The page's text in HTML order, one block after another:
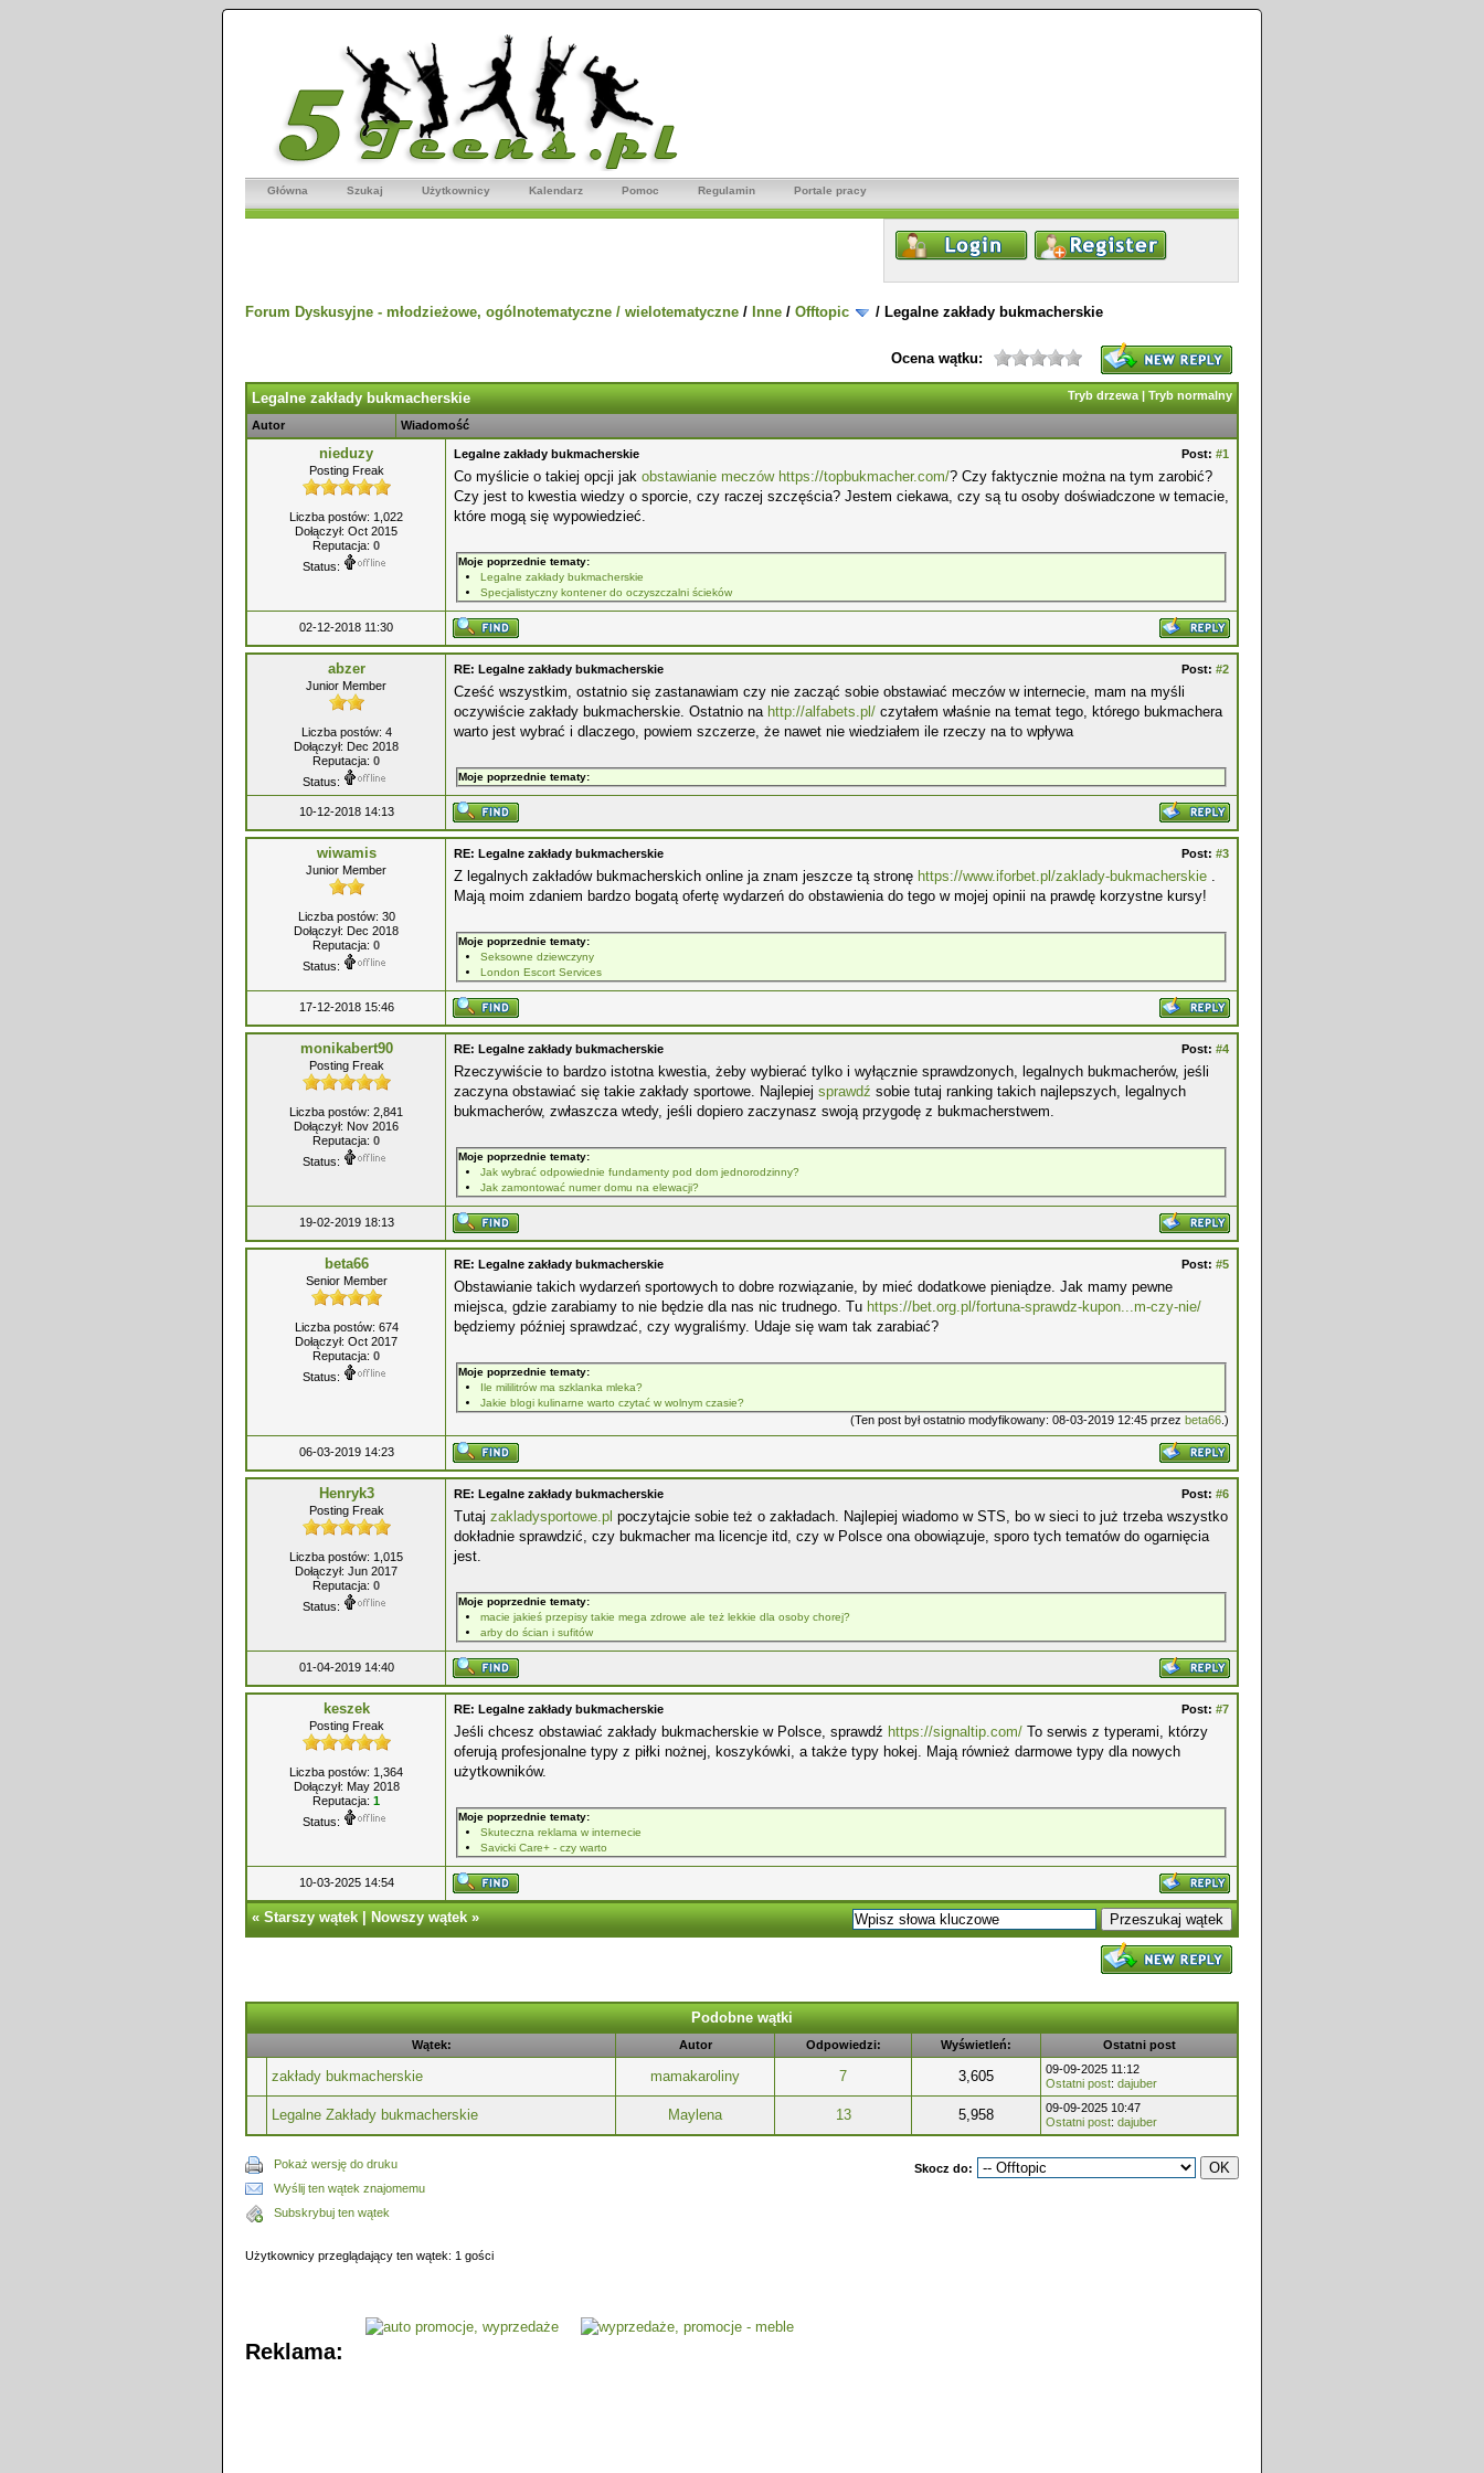
Główna Szukaj Użytkownicy Kalendarz Pomoc Regulamin Portale pracy
Forum Dyskusyjne - młodzieżowe, ogólnotematyczne / wielotematyczne / Inne / Offtopic / Legalne zakłady bukmacherskie
Ocena wątku:
Tryb drzewa | Tryb normalny
Legalne zakłady bukmacherskie
Autor Wiadomość
nieduzy
Posting Freak
Liczba postów: 1,022
Dołączył: Oct 2015
Reputacja: 0
Status:
Post: #1
Legalne zakłady bukmacherskie
Co myślicie o takiej opcji jak obstawianie meczów https://topbukmacher.com/? Czy faktycznie można na tym zarobić?
Czy jest to kwestia wiedzy o sporcie, czy raczej szczęścia? Jestem ciekawa, czy są tu osoby doświadczone w temacie,
które mogą się wypowiedzieć.
Moje poprzednie tematy:
Legalne zakłady bukmacherskie
Specjalistyczny kontener do oczyszczalni ścieków
02-12-2018 11:30
abzer
Junior Member
Liczba postów: 4
Dołączył: Dec 2018
Reputacja: 0
Status:
Post: #2
RE: Legalne zakłady bukmacherskie
Cześć wszystkim, ostatnio się zastanawiam czy nie zacząć sobie obstawiać meczów w internecie, mam na myśli
oczywiście zakłady bukmacherskie. Ostatnio na http://alfabets.pl/ czytałem właśnie na temat tego, którego bukmachera
warto jest wybrać i dlaczego, powiem szczerze, że nawet nie wiedziałem ile rzeczy na to wpływa
Moje poprzednie tematy:
10-12-2018 14:13
wiwamis
Junior Member
Liczba postów: 30
Dołączył: Dec 2018
Reputacja: 0
Status:
Post: #3
RE: Legalne zakłady bukmacherskie
Z legalnych zakładów bukmacherskich online ja znam jeszcze tą stronę https://www.iforbet.pl/zaklady-bukmacherskie .
Mają moim zdaniem bardzo bogatą ofertę wydarzeń do obstawienia do tego w mojej opinii na prawdę korzystne kursy!
Moje poprzednie tematy:
Seksowne dziewczyny
London Escort Services
17-12-2018 15:46
monikabert90
Posting Freak
Liczba postów: 2,841
Dołączył: Nov 2016
Reputacja: 0
Status:
Post: #4
RE: Legalne zakłady bukmacherskie
Rzeczywiście to bardzo istotna kwestia, żeby wybierać tylko i wyłącznie sprawdzonych, legalnych bukmacherów, jeśli
zaczyna obstawiać się takie zakłady sportowe. Najlepiej sprawdź sobie tutaj ranking takich najlepszych, legalnych
bukmacherów, zwłaszcza wtedy, jeśli dopiero zaczynasz swoją przygodę z bukmacherstwem.
Moje poprzednie tematy:
Jak wybrać odpowiednie fundamenty pod dom jednorodzinny?
Jak zamontować numer domu na elewacji?
19-02-2019 18:13
beta66
Senior Member
Liczba postów: 674
Dołączył: Oct 2017
Reputacja: 0
Status:
Post: #5
RE: Legalne zakłady bukmacherskie
Obstawianie takich wydarzeń sportowych to dobre rozwiązanie, by mieć dodatkowe pieniądze. Jak mamy pewne
miejsca, gdzie zarabiamy to nie będzie dla nas nic trudnego. Tu https://bet.org.pl/fortuna-sprawdz-kupon...m-czy-nie/
będziemy później sprawdzać, czy wygraliśmy. Udaje się wam tak zarabiać?
Moje poprzednie tematy:
Ile mililitrów ma szklanka mleka?
Jakie blogi kulinarne warto czytać w wolnym czasie?
(Ten post był ostatnio modyfikowany: 08-03-2019 12:45 przez beta66 .)
06-03-2019 14:23
Henryk3
Posting Freak
Liczba postów: 1,015
Dołączył: Jun 2017
Reputacja: 0
Status:
Post: #6
RE: Legalne zakłady bukmacherskie
Tutaj zakladysportowe.pl poczytajcie sobie też o zakładach. Najlepiej wiadomo w STS, bo w sieci to już trzeba wszystko
dokładnie sprawdzić, czy bukmacher ma licencje itd, czy w Polsce ona obowiązuje, sporo tych tematów do ogarnięcia
jest.
Moje poprzednie tematy:
macie jakieś przepisy takie mega zdrowe ale też lekkie dla osoby chorej?
arby do ścian i sufitów
01-04-2019 14:40
keszek
Posting Freak
Liczba postów: 1,364
Dołączył: May 2018
Reputacja: 1
Status:
Post: #7
RE: Legalne zakłady bukmacherskie
Jeśli chcesz obstawiać zakłady bukmacherskie w Polsce, sprawdź https://signaltip.com/ To serwis z typerami, którzy
oferują profesjonalne typy z piłki nożnej, koszykówki, a także typy hokej. Mają również darmowe typy dla nowych
użytkowników.
Moje poprzednie tematy:
Skuteczna reklama w internecie
Savicki Care+ - czy warto
10-03-2025 14:54
«Starszy wątek|Nowszy wątek»
Podobne wątki
Wątek: Autor Odpowiedzi: Wyświetleń: Ostatni post
zakłady bukmacherskie mamakaroliny 7 3,605
09-09-2025 11:12
Ostatni post: dajuber
Legalne Zakłady bukmacherskie Maylena 13 5,958
09-09-2025 10:47
Ostatni post: dajuber
Pokaż wersję do druku
Wyślij ten wątek znajomemu
Subskrybuj ten wątek
Skocz do:
Użytkownicy przeglądający ten wątek: 1 gości
Reklama: